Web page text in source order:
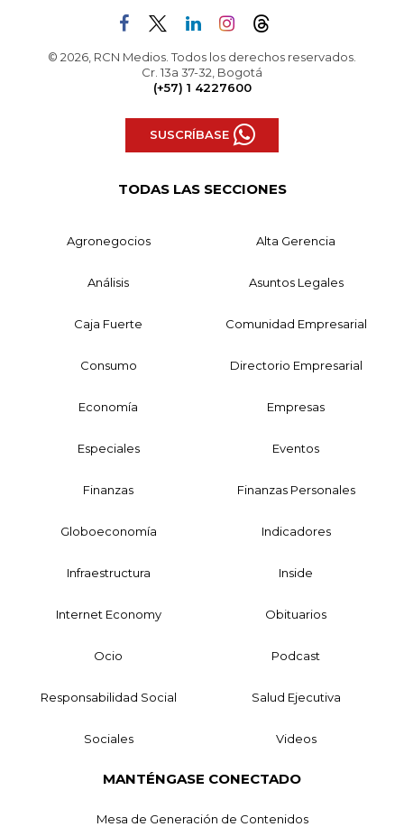
© 2026, RCN Medios. Todos los derechos reservados.
Cr. 13a 37-32, Bogotá
(+57) 1 4227600
SUSCRÍBASE
TODAS LAS SECCIONES
Agronegocios Alta Gerencia
Análisis Asuntos Legales
Caja Fuerte Comunidad Empresarial
Consumo Directorio Empresarial
Economía Empresas
Especiales Eventos
Finanzas Finanzas Personales
Globoeconomía Indicadores
Infraestructura Inside
Internet Economy Obituarios
Ocio Podcast
Responsabilidad Social Salud Ejecutiva
Sociales Videos
MANTÉNGASE CONECTADO
Mesa de Generación de Contenidos